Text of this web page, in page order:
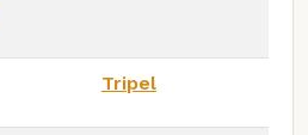
Tripel